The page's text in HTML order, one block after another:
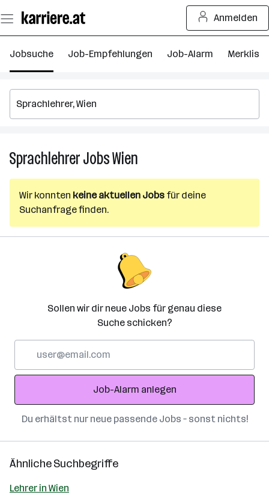
Seiteninhalt
springen
Anmelden
Jobsuche Job-Empfehlungen Job-Alarm Merkliste
SprachlehrerJobsWien
Wien
Wir konnten keine aktuellen Jobs für deine
Suchanfrage finden.
Sollen wir dir neue Jobs für genau diese
Suche schicken?
Adresse
Job-Alarm anlegen
Du erhältst nur neue passende Jobs – sonst nichts!
Ähnliche Suchbegriffe
Lehrer in Wien